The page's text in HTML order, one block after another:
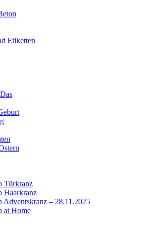
Etiketten
Türkranz
Haarkranz
Adventskranz – 28.11.2025
at Home